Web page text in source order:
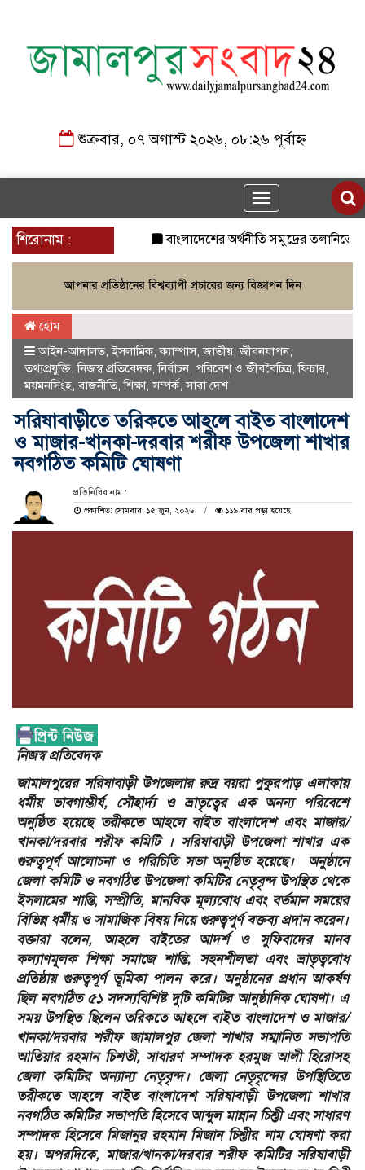
শুক্রবার, ০৭ অগাস্ট ২০২৬, ০৮:২৬ পূর্বাহ্ন
Toggle
navigation
শিরোনাম :
বাংলাদেশের অর্থনীতি সমুদ্রের তলানিতে
হোম
আইন-আদালত,ইসলামিক,ক্যাম্পাস,জাতীয়,জীবনযাপন,
তথ্যপ্রযুক্তি,নিজস্ব প্রতিবেদক,নির্বাচন, পরিবেশ ও জীববৈচিত্র,ফিচার,
ময়মনসিংহ, রাজনীতি,শিক্ষা,সম্পর্ক,সারা দেশ
সরিষাবাড়ীতে তরিকতে আহলে বাইত বাংলাদেশ
ও মাজার-খানকা-দরবার শরীফ উপজেলা শাখার
নবগঠিত কমিটি ঘোষণা
প্রতিনিধির নাম :
প্রকাশিত: সোমবার, ১৫ জুন, ২০২৬
১১৯ বার পড়া হয়েছে
নিজস্ব প্রতিবেদক
জামালপুরের সরিষাবাড়ী উপজেলার রুদ্র বয়রা পুকুরপাড় এলাকায়
ধর্মীয় ভাবগাম্ভীর্য, সৌহার্দ্য ও ভ্রাতৃত্বের এক অনন্য পরিবেশে
অনুষ্ঠিত হয়েছে তরীকতে আহলে বাইত বাংলাদেশ এবং মাজার/
খানকা/দরবার শরীফ কমিটি । সরিষাবাড়ী উপজেলা শাখার এক
গুরুত্বপূর্ণ আলোচনা ও পরিচিতি সভা অনুষ্ঠিত হয়েছে। অনুষ্ঠানে
জেলা কমিটি ও নবগঠিত উপজেলা কমিটির নেতৃবৃন্দ উপস্থিত থেকে
ইসলামের শান্তি, সম্প্রীতি, মানবিক মূল্যবোধ এবং বর্তমান সময়ের
বিভিন্ন ধর্মীয় ও সামাজিক বিষয় নিয়ে গুরুত্বপূর্ণ বক্তব্য প্রদান করেন।
বক্তারা বলেন, আহলে বাইতের আদর্শ ও সুফিবাদের মানব
কল্যাণমূলক শিক্ষা সমাজে শান্তি, সহনশীলতা এবং ভ্রাতৃত্ববোধ
প্রতিষ্ঠায় গুরুত্বপূর্ণ ভূমিকা পালন করে। অনুষ্ঠানের প্রধান আকর্ষণ
ছিল নবগঠিত ৫১ সদস্যবিশিষ্ট দুটি কমিটির আনুষ্ঠানিক ঘোষণা। এ
সময় উপস্থিত ছিলেন তরিকতে আহলে বাইত বাংলাদেশ ও মাজার/
খানকা/দরবার শরীফ জামালপুর জেলা শাখার সম্মানিত সভাপতি
আতিয়ার রহমান চিশতী, সাধারণ সম্পাদক হরমুজ আলী হিরোসহ
জেলা কমিটির অন্যান্য নেতৃবৃন্দ। জেলা নেতৃবৃন্দের উপস্থিতিতে
তরীকতে আহলে বাইত বাংলাদেশ সরিষাবাড়ী উপজেলা শাখার
নবগঠিত কমিটির সভাপতি হিসেবে আব্দুল মান্নান চিশ্তী এবং সাধারণ
সম্পাদক হিসেবে মিজানুর রহমান মিজান চিশ্তীর নাম ঘোষণা করা
হয়। অপরদিকে, মাজার/খানকা/দরবার শরীফ কমিটির সরিষাবাড়ী